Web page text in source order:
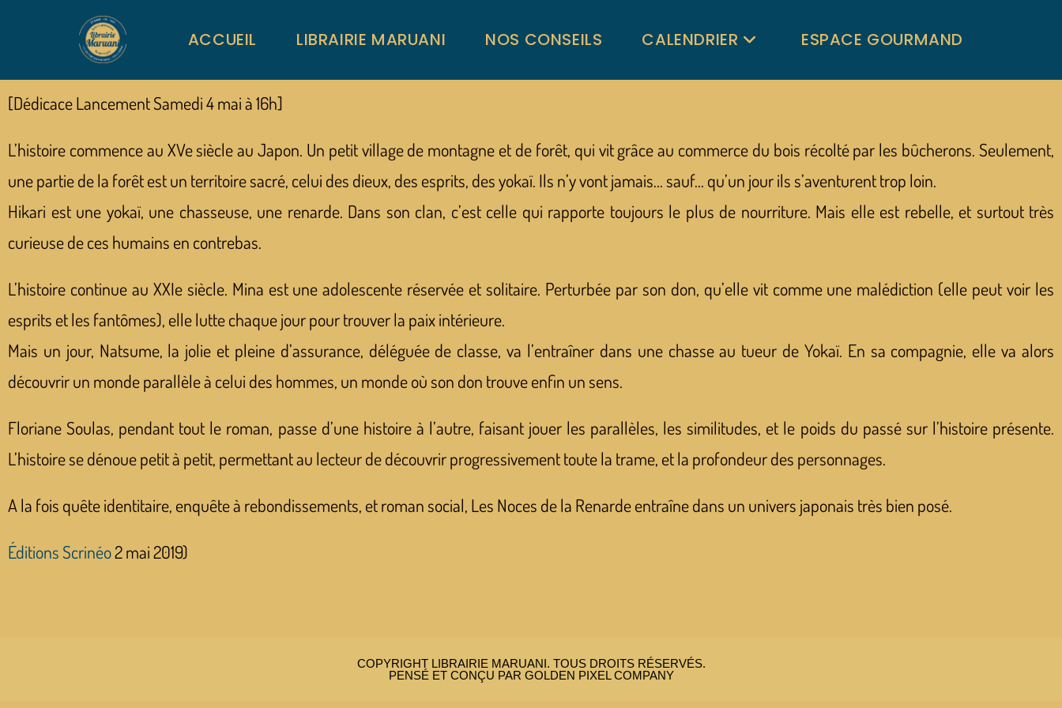
ACCUEIL LIBRAIRIE MARUANI NOS CONSEILS CALENDRIER ESPACE GOURMAND
[Dédicace Lancement Samedi 4 mai à 16h]
L’histoire commence au XVe siècle au Japon. Un petit village de montagne et de forêt, qui vit grâce au commerce du bois récolté par les bûcherons. Seulement,
une partie de la forêt est un territoire sacré, celui des dieux, des esprits, des yokaï. Ils n’y vont jamais… sauf… qu’un jour ils s’aventurent trop loin.
Hikari est une yokaï, une chasseuse, une renarde. Dans son clan, c’est celle qui rapporte toujours le plus de nourriture. Mais elle est rebelle, et surtout très
curieuse de ces humains en contrebas.
L’histoire continue au XXIe siècle. Mina est une adolescente réservée et solitaire. Perturbée par son don, qu’elle vit comme une malédiction (elle peut voir les
esprits et les fantômes), elle lutte chaque jour pour trouver la paix intérieure.
Mais un jour, Natsume, la jolie et pleine d’assurance, déléguée de classe, va l’entraîner dans une chasse au tueur de Yokaï. En sa compagnie, elle va alors
découvrir un monde parallèle à celui des hommes, un monde où son don trouve enfin un sens.
Floriane Soulas, pendant tout le roman, passe d’une histoire à l’autre, faisant jouer les parallèles, les similitudes, et le poids du passé sur l’histoire présente.
L’histoire se dénoue petit à petit, permettant au lecteur de découvrir progressivement toute la trame, et la profondeur des personnages.
A la fois quête identitaire, enquête à rebondissements, et roman social, Les Noces de la Renarde entraîne dans un univers japonais très bien posé.
Éditions Scrinéo2 mai 2019)
COPYRIGHT LIBRAIRIE MARUANI. TOUS DROITS RÉSERVÉS.
PENSÉ ET CONÇU PAR GOLDEN PIXEL COMPANY